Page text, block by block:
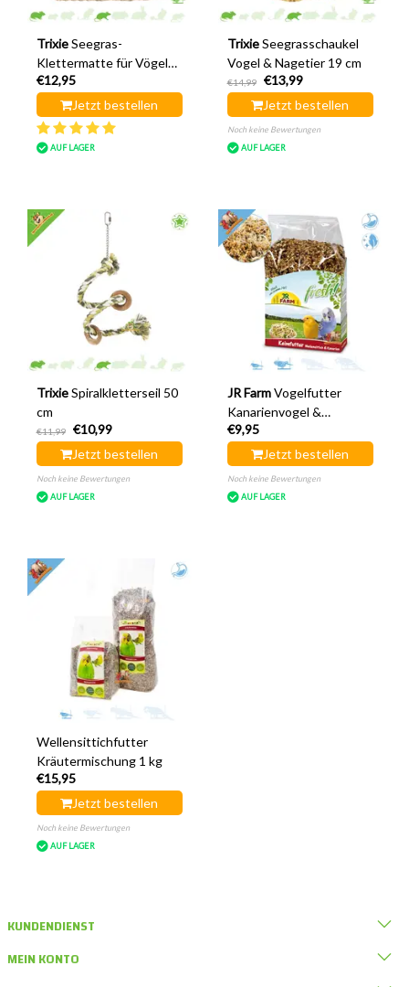
Trixie Seegras-
Klettermatte für Vögel
und Nagetiere, 30 cm
€12,95
Jetzt bestellen
AUF LAGER
Trixie Seegrasschaukel
Vogel & Nagetier 19 cm
€14,99
€13,99
Jetzt bestellen
Noch keine Bewertungen
AUF LAGER
Trixie Spiralkletterseil 50
cm
€11,99
€10,99
Jetzt bestellen
Noch keine Bewertungen
AUF LAGER
JR Farm Vogelfutter
Kanarienvogel &
Wellensittich 1 kg
€9,95
Jetzt bestellen
Noch keine Bewertungen
AUF LAGER
Wellensittichfutter
Kräutermischung 1 kg
€15,95
Jetzt bestellen
Noch keine Bewertungen
AUF LAGER
KUNDENDIENST
MEIN KONTO